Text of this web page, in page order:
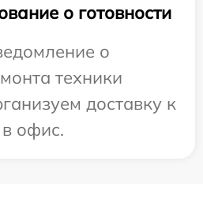
о готовности
о
техники
доставку к
офис.